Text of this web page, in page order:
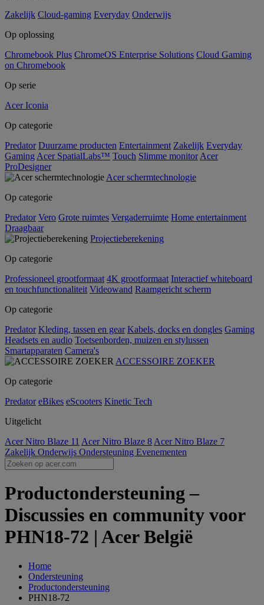
Zakelijk Cloud-gaming Everyday Onderwijs
Op oplossing
Chromebook Plus ChromeOS Enterprise Solutions Cloud Gaming
on Chromebook
Op serie
Acer Iconia
Op categorie
Predator Duurzame producten Entertainment Zakelijk Everyday
Gaming Acer SpatialLabs™ Touch Slimme monitor Acer
ProDesigner
Acer schermtechnologie
Op categorie
Predator Vero Grote ruimtes Vergaderruimte Home entertainment
Draagbaar
Projectieberekening
Op categorie
Professioneel grootformaat 4K grootformaat Interactief whiteboard
en touchfunctionaliteit Videowand Raamgericht scherm
Op categorie
Predator Kleding, tassen en gear Kabels, docks en dongles Gaming
Headsets en audio Toetsenborden, muizen en stylussen
Smartapparaten Camera's
ACCESSOIRE ZOEKER
Op categorie
Predator eBikes eScooters Kinetic Tech
Uitgelicht
Acer Nitro Blaze 11 Acer Nitro Blaze 8 Acer Nitro Blaze 7
Zakelijk Onderwijs Ondersteuning Evenementen
Productondersteuning –
Discussies en community voor
PHN18-72 | Acer België
Home
Ondersteuning
Productondersteuning
PHN18-72